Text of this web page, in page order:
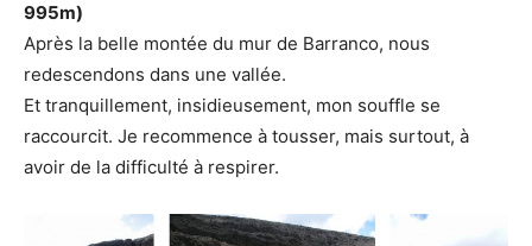
995m)
Après la belle montée du mur de Barranco, nous
redescendons dans une vallée.
Et tranquillement, insidieusement, mon souffle se
raccourcit. Je recommence à tousser, mais surtout, à
avoir de la difficulté à respirer.